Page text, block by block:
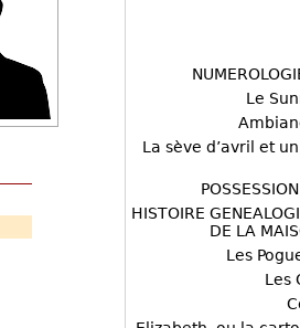
Le
La sève d’avril et
HISTOIRE
DE LA
Les
Les